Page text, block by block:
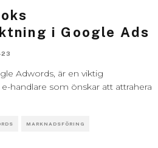
i Google Ads
Adwords, är en viktig
handlare som önskar att attrahera
MARKNADSFÖRING